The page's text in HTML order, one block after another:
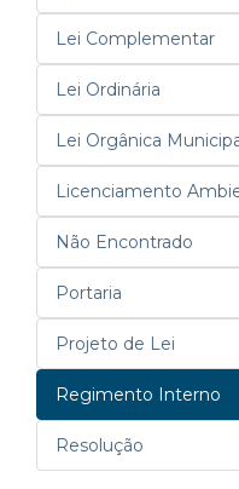
Lei Complementar
Lei Ordinária
Lei Orgânica
Licenciamento
Não Encontrado
Portaria
Projeto de Lei
Regimento Interno
Resolução